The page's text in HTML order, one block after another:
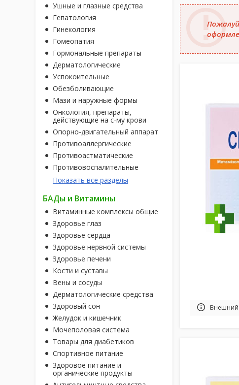
Ушные и глазные средства
Гепатология
Гинекология
Гомеопатия
Гормональные препараты
Дерматологические
Успокоительные
Обезболивающие
Мази и наружные формы
Онкология, препараты,
действующие на с-му крови
Опорно-двигательный аппарат
Противоаллергические
Противоастматические
Противовоспалительные
Показать все разделы
БАДы и Витамины
Витаминные комплексы общие
Здоровье глаз
Здоровье сердца
Здоровье нервной системы
Здоровье печени
Кости и суставы
Вены и сосуды
Дерматологические средства
Здоровый сон
Желудок и кишечник
Мочеполовая система
Товары для диабетиков
Спортивное питание
Здоровое питание и
органические продукты
Внешний